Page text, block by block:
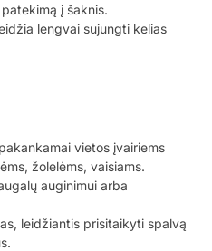
į šaknis.
lengvai sujungti kelias
vietos įvairiems
žolelėms, vaisiams.
auginimui arba
leidžiantis prisitaikyti spalvą